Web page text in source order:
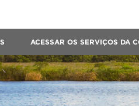
ACESSAR OS SERVIÇOS DA